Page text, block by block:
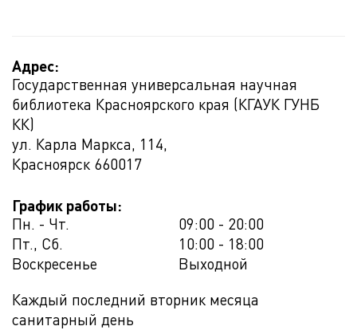
Адрес:
Государственная универсальная научная
библиотека Красноярского края (КГАУК ГУНБ
КК)
ул. Карла Маркса, 114,
Красноярск 660017
График работы:
Пн. - Чт.
09:00 - 20:00
Пт., Сб.
10:00 - 18:00
Воскресенье
Выходной
Каждый последний вторник месяца
санитарный день